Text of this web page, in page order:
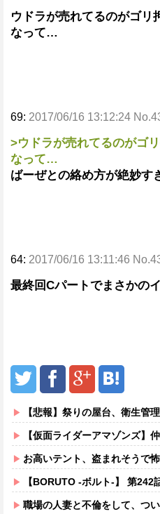
ウドラが売れてるのがゴリ
なって…
69: 2017/06/16 13:12:24
>ウドラが売れてるのがゴ
なって…
ばーぜとの絡め方が絶妙す
64: 2017/06/16 13:11:46
最終回Cパートでまさかの
【悲報】祭りの屋台、衛生管
【仮面ライダーアマゾンズ】
お高いテント、盗まれそうで
【BORUTO -ボルト-】 第
職場の人妻と不倫をして、つい